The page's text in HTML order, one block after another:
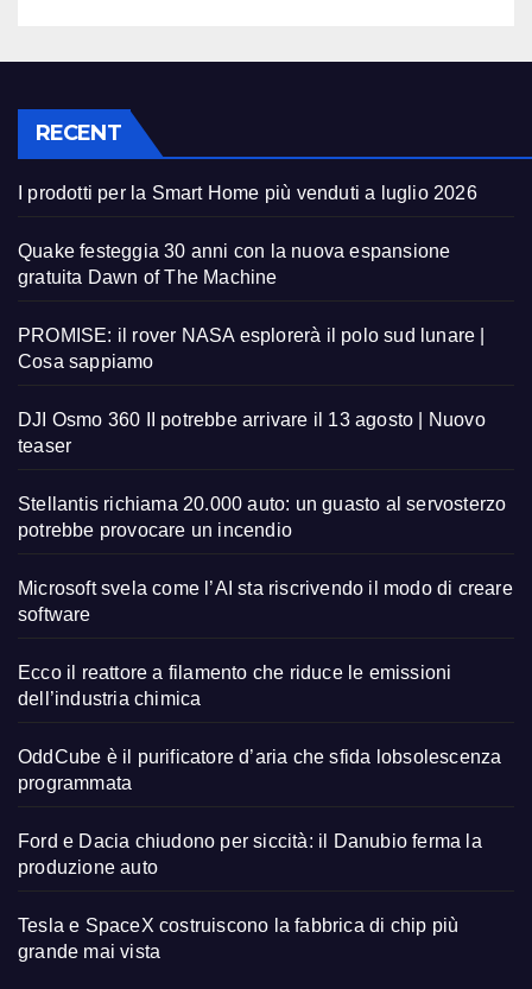
RECENT
I prodotti per la Smart Home più venduti a luglio 2026
Quake festeggia 30 anni con la nuova espansione
gratuita Dawn of The Machine
PROMISE: il rover NASA esplorerà il polo sud lunare |
Cosa sappiamo
DJI Osmo 360 II potrebbe arrivare il 13 agosto | Nuovo
teaser
Stellantis richiama 20.000 auto: un guasto al servosterzo
potrebbe provocare un incendio
Microsoft svela come l’AI sta riscrivendo il modo di creare
software
Ecco il reattore a filamento che riduce le emissioni
dell’industria chimica
OddCube è il purificatore d’aria che sfida lobsolescenza
programmata
Ford e Dacia chiudono per siccità: il Danubio ferma la
produzione auto
Tesla e SpaceX costruiscono la fabbrica di chip più
grande mai vista